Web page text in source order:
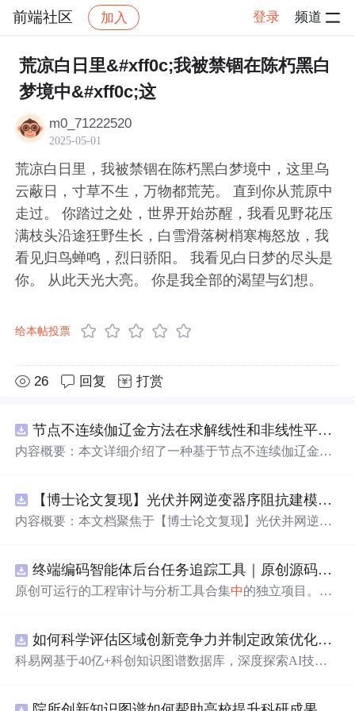
前端社区 加入 登录 频道
社区 前端社区 感慨 帖子详情
荒凉白日里&#xff0c;我被禁锢在陈朽黑白
梦境中&#xff0c;这
m0_71222520
2025-05-01
荒凉白日里，我被禁锢在陈朽黑白梦境中，这里乌
云蔽日，寸草不生，万物都荒芜。 直到你从荒原中
走过。 你踏过之处，世界开始苏醒，我看见野花压
满枝头沿途狂野生长，白雪滑落树梢寒梅怒放，我
看见归鸟蝉鸣，烈日骄阳。 我看见白日梦的尽头是
你。 从此天光大亮。 你是我全部的渴望与幻想。
给本帖投票
26 回复 打赏
节点不连续伽辽金方法在求解线性和非线性平流方程
内容概要：本文详细介绍了一种基于节点不连续伽辽金方
B代码实现。该方法在处理偏微分方程特别是具有间断解
或高梯度特征的问题时展现出优异的稳定性和精度。文
何在MATLAB环境中 实现该数值方法，并辅以典型算例验
证其有效性和可靠性。此外，文章还强调科研工作中
力”与创新思维的重要性，鼓励研究者在夯实理论基础的同
基础知识、熟悉MATLAB编程，从事计算数学、流体力
学、物理建模及相关领域的研究生、科研人员及工程技术
开发者。; 使用场景及目标：① 学习并掌握节点不连续伽
AB代码开展线性和非线性平流方程的数值模拟实验；③
【博士论文复现】光伏并网逆变器序阻抗建模、扫频辨识与弱电网交互稳定性分析【阻抗建模、验证扫频法】（Matlab代码、Simulink仿真实现）
内容概要：本文档聚焦于【博士论文复现】光伏并网逆变
于谐波线性化的并网VSG逆变器正负序阻抗建模、锁相环
与电流环的小信号建模、扫频法辨识系统阻抗、奈奎斯特
结合，帮助读者掌握新能源并网系统稳定性分析的核心技
术与工程实现方法。; 适合人群：具备电力电子、自动控制
理论基础，熟悉Matlab/Simulink环境，从事新能源发电、并
师。; 使用场景及目标：① 复现博士论文中关于光伏并网
终端编码智能体后台任务追踪工具｜原创源码+测试+离线报告
原创可运行的工程审计与分析工具合集中的独立项目。每
VG 报告、1080×720 运行效果图、README、运行说明、
MIT License 与原创授权声明。零第三方运行依赖，不包含
教学演示与二次开发。运行方法：Node.js 18+ 下执行 npm
如何科学评估区域创新竞争力并制定政策优化策略？.docx
科易网基于40亿+科创知识图谱数据库，深度探索AI技术